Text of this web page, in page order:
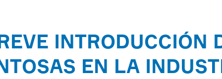
INTRODUCCIÓN
EN LA